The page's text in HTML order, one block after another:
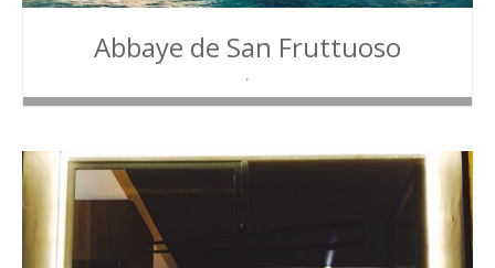
Abbaye de San Fruttuoso